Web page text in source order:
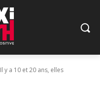
Il y a 10 et 20 ans, elles